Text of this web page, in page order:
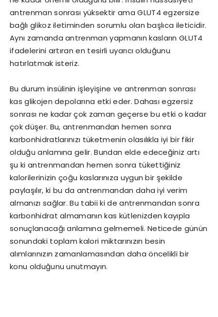
antrenman sonrası yüksektir ama GLUT4 egzersize
bağlı glikoz iletiminden sorumlu olan başlıca ileticidir.
Aynı zamanda antrenman yapmanın kasların GLUT4
ifadelerini artıran en tesirli uyarıcı olduğunu
hatırlatmak isteriz.
Bu durum insülinin işleyişine ve antrenman sonrası
kas glikojen depolarına etki eder. Dahası egzersiz
sonrası ne kadar çok zaman geçerse bu etki o kadar
çok düşer. Bu, antrenmandan hemen sonra
karbonhidratlarınızı tüketmenin olasılıkla iyi bir fikir
olduğu anlamına gelir. Bundan elde edeceğiniz artı
şu ki antrenmandan hemen sonra tükettiğiniz
kalorilerinizin çoğu kaslarınıza uygun bir şekilde
paylaşılır, ki bu da antrenmandan daha iyi verim
almanızı sağlar. Bu tabii ki de antrenmandan sonra
karbonhidrat almamanın kas kütlenizden kayıpla
sonuçlanacağı anlamına gelmemeli. Neticede günün
sonundaki toplam kalori miktarınızın besin
alımlarınızın zamanlamasından daha öncelikli bir
konu olduğunu unutmayın.